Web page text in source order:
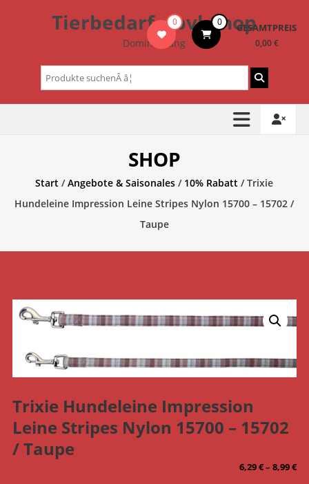
Tierbedarf – bvl-Shop
Dominik Lang
0 0 GESAMTPREIS
0,00 €
Suchen
nach:
SHOP
Start /Angebote & Saisonales / 10% Rabatt / Trixie
Hundeleine Impression Leine Stripes Nylon 15700 – 15702 /
Taupe
Trixie Hundeleine Impression
Leine Stripes Nylon 15700 – 15702
/ Taupe
6,29€–8,99€